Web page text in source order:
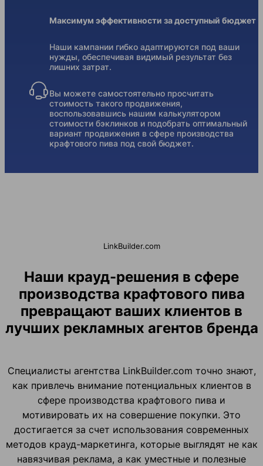
Максимум эффективности за доступный бюджет
Наши кампании гибко адаптируются под ваши
нужды, обеспечивая видимый результат без
лишних затрат.
Вы можете самостоятельно просчитать
стоимость такого продвижения,
воспользовавшись нашим калькулятором
стоимости бэклинков и подобрать оптимальный
вариант продвижения в сфере производства
крафтового пива под свой бюджет.
LinkBuilder.com
Наши крауд-решения в сфере
производства крафтового пива
превращают ваших клиентов в
лучших рекламных агентов бренда
Специалисты агентства LinkBuilder.com точно знают,
как привлечь внимание потенциальных клиентов в
сфере производства крафтового пива и
мотивировать их на совершение покупки. Это
достигается за счет использования современных
методов крауд-маркетинга, которые выглядят не как
навязчивая реклама, а как уместные и полезные